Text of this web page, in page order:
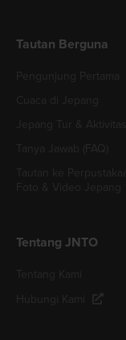
Tautan Berguna
Tentang JNTO